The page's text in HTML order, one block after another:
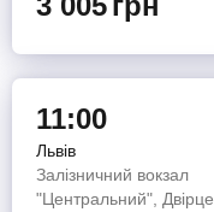
11:00
Львів
Залізничний вокзал
"Центральний",